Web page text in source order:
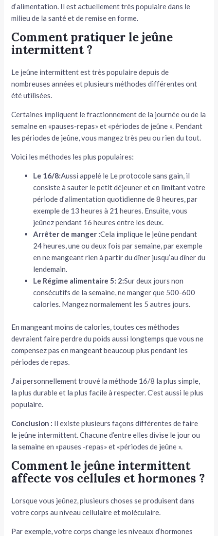
d’alimentation. Il est actuellement très populaire dans le
milieu de la santé et de remise en forme.
Comment pratiquer le jeûne
intermittent ?
Le jeûne intermittent est très populaire depuis de
nombreuses années et plusieurs méthodes différentes ont
été utilisées.
Certaines impliquent le fractionnement de la journée ou de la
semaine en «pauses-repas» et «périodes de jeûne ». Pendant
les périodes de jeûne, vous mangez très peu ou rien du tout.
Voici les méthodes les plus populaires:
Le 16/8:Aussi appelé le Le protocole sans gain, il
consiste à sauter le petit déjeuner et en limitant votre
période d’alimentation quotidienne de 8 heures, par
exemple de 13 heures à 21 heures. Ensuite, vous
jeûnez pendant 16 heures entre les deux.
Arrêter de manger :Cela implique le jeûne pendant
24 heures, une ou deux fois par semaine, par exemple
en ne mangeant rien à partir du dîner jusqu’au dîner du
lendemain.
Le Régime alimentaire 5: 2:Sur deux jours non
consécutifs de la semaine, ne manger que 500-600
calories. Mangez normalement les 5 autres jours.
En mangeant moins de calories, toutes ces méthodes
devraient faire perdre du poids aussi longtemps que vous ne
compensez pas en mangeant beaucoup plus pendant les
périodes de repas.
J’ai personnellement trouvé la méthode 16/8 la plus simple,
la plus durable et la plus facile à respecter. C’est aussi le plus
populaire.
Conclusion : Il existe plusieurs façons différentes de faire
le jeûne intermittent. Chacune d’entre elles divise le jour ou
la semaine en «pauses -repas» et «périodes de jeûne ».
Comment le jeûne intermittent
affecte vos cellules et hormones ?
Lorsque vous jeûnez, plusieurs choses se produisent dans
votre corps au niveau cellulaire et moléculaire.
Par exemple, votre corps change les niveaux d’hormones